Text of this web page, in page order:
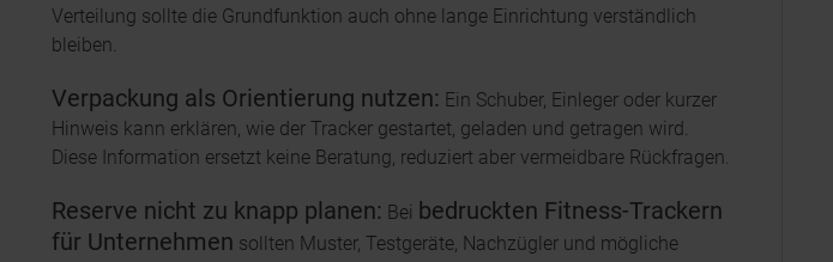
Verteilung sollte die Grundfunktion auch ohne lange Einrichtung verständlich
bleiben.
Verpackung als Orientierung nutzen: Ein Schuber, Einleger oder kurzer
Hinweis kann erklären, wie der Tracker gestartet, geladen und getragen wird.
Diese Information ersetzt keine Beratung, reduziert aber vermeidbare Rückfragen.
Reserve nicht zu knapp planen: Bei bedruckten Fitness-Trackern
für Unternehmen sollten Muster, Testgeräte, Nachzügler und mögliche